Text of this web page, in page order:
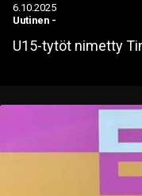
6.10.2025
Uutinen -
U15-tytöt nimetty